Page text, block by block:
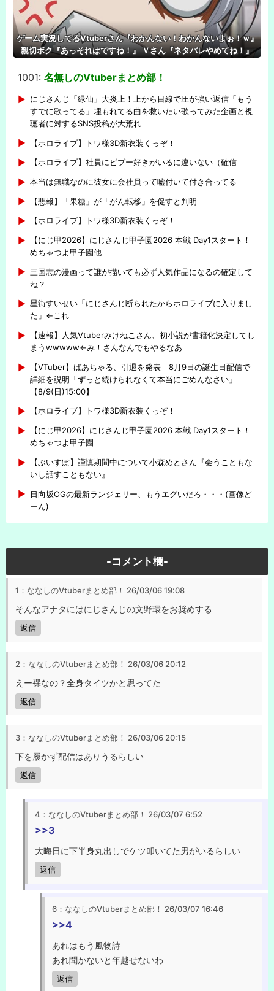
ゲーム実況してるVtuberさん『わかんない！わかんないよぉ！ｗ』
親切ボク『あっそれはですね！』 Ｖさん『ネタバレやめてね！』
1001: 名無しのVtuberまとめ部！
にじさんじ「緑仙」大炎上！上から目線で圧が強い返信「もう
すでに歌ってる」埋もれてる曲を救いたい歌ってみた企画と視
聴者に対するSNS投稿が大荒れ
【ホロライブ】トワ様3D新衣装くっぞ！
【ホロライブ】社員にビブー好きがいるに違いない（確信
本当は無職なのに彼女に会社員って嘘付いて付き合ってる
【悲報】「果糖」が「がん転移」を促すと判明
【ホロライブ】トワ様3D新衣装くっぞ！
【にじ甲2026】にじさんじ甲子園2026 本戦 Day1スタート！
めちゃつよ甲子園他
三国志の漫画って誰が描いても必ず人気作品になるの確定して
ね？
星街すいせい「にじさんじ断られたからホロライブに入りまし
た」←これ
【速報】人気Vtuberみけねこさん、初小説が書籍化決定してし
まうwwwww←み！さんなんでもやるなあ
【VTuber】ばあちゃる、引退を発表 8月9日の誕生日配信で
詳細を説明「ずっと続けられなくて本当にごめんなさい」
【8/9(日)15:00】
【ホロライブ】トワ様3D新衣装くっぞ！
【にじ甲2026】にじさんじ甲子園2026 本戦 Day1スタート！
めちゃつよ甲子園
【ぶいすぽ】謹慎期間中について小森めとさん『会うこともな
いし話すこともない』
日向坂OGの最新ランジェリー、もうエグいだろ・・・(画像ど
ーん)
-コメント欄-
1：ななしのVtuberまとめ部！ 26/03/06 19:08
そんなアナタにはにじさんじの文野環をお奨めする
返信
2：ななしのVtuberまとめ部！ 26/03/06 20:12
えー裸なの？全身タイツかと思ってた
返信
3：ななしのVtuberまとめ部！ 26/03/06 20:15
下を履かず配信はありうるらしい
返信
4：ななしのVtuberまとめ部！ 26/03/07 6:52
>>3
大晦日に下半身丸出しでケツ叩いてた男がいるらしい
返信
6：ななしのVtuberまとめ部！ 26/03/07 16:46
>>4
あれはもう風物詩
あれ聞かないと年越せないわ
返信